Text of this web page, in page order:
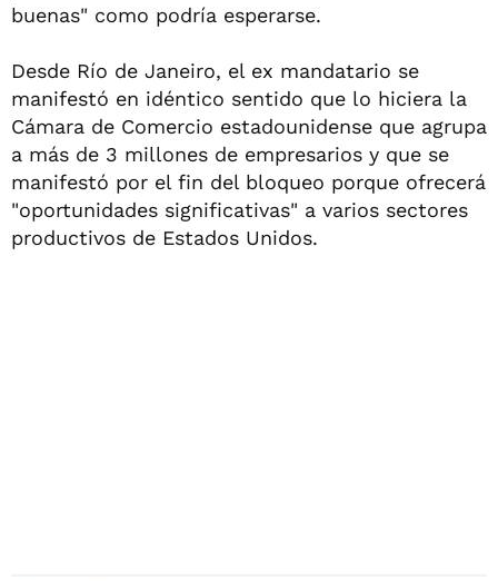
buenas" como podría esperarse.
Desde Río de Janeiro, el ex mandatario se
manifestó en idéntico sentido que lo hiciera la
Cámara de Comercio estadounidense que agrupa
a más de 3 millones de empresarios y que se
manifestó por el fin del bloqueo porque ofrecerá
"oportunidades significativas" a varios sectores
productivos de Estados Unidos.